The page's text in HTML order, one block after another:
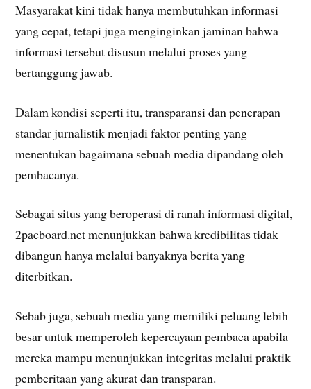
Masyarakat kini tidak hanya membutuhkan informasi
yang cepat, tetapi juga menginginkan jaminan bahwa
informasi tersebut disusun melalui proses yang
bertanggung jawab.
Dalam kondisi seperti itu, transparansi dan penerapan
standar jurnalistik menjadi faktor penting yang
menentukan bagaimana sebuah media dipandang oleh
pembacanya.
Sebagai situs yang beroperasi di ranah informasi digital,
2pacboard.net menunjukkan bahwa kredibilitas tidak
dibangun hanya melalui banyaknya berita yang
diterbitkan.
Sebab juga, sebuah media yang memiliki peluang lebih
besar untuk memperoleh kepercayaan pembaca apabila
mereka mampu menunjukkan integritas melalui praktik
pemberitaan yang akurat dan transparan.